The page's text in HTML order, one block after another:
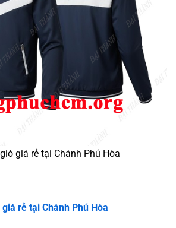
giá rẻ tại Chánh Phú Hòa
rẻ tại Chánh Phú Hòa